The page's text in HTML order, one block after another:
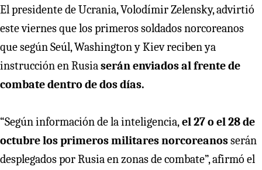
El presidente de Ucrania, Volodímir Zelensky, advirtió
este viernes que los primeros soldados norcoreanos
que según Seúl, Washington y Kiev reciben ya
instrucción en Rusiaserán enviados al frente de
combate dentro de dos días.
“Según información de la inteligencia,el 27 o el 28 de
octubre los primeros militares norcoreanosserán
desplegados por Rusia en zonas de combate”, afirmó el